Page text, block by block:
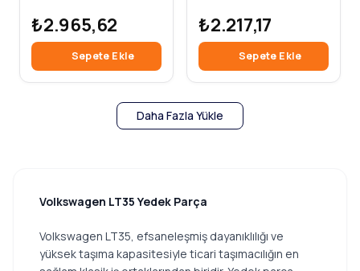
₺2.965,62
Sepete Ekle
₺2.217,17
Sepete Ekle
Daha Fazla Yükle
Volkswagen LT35 Yedek Parça
Volkswagen LT35, efsaneleşmiş dayanıklılığı ve
yüksek taşıma kapasitesiyle ticari taşımacılığın en